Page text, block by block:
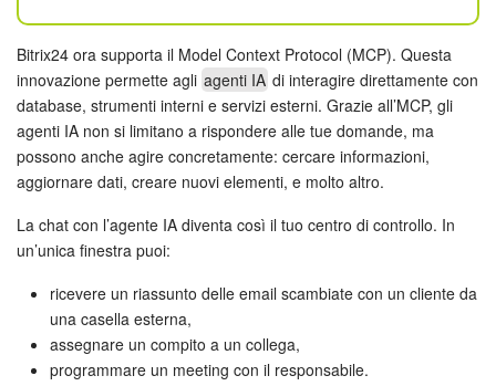
Feed
Messenger
Collab
Calendario
Bitrix24 Drive
Webmail
Gruppi di lavoro
Bitrix24 ora supporta il Model Context Protocol (MCP). Questa
innovazione permette agli agenti IA di interagire direttamente con
database, strumenti interni e servizi esterni. Grazie all’MCP, gli
agenti IA non si limitano a rispondere alle tue domande, ma
possono anche agire concretamente: cercare informazioni,
aggiornare dati, creare nuovi elementi, e molto altro.
La chat con l’agente IA diventa così il tuo centro di controllo. In
un’unica finestra puoi:
ricevere un riassunto delle email scambiate con un cliente da
una casella esterna,
assegnare un compito a un collega,
programmare un meeting con il responsabile.